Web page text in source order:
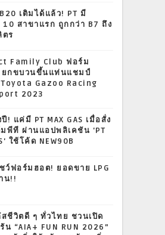
เติมได้แล้ว! PT มี
10 สาขาแรก ถูกกว่า B7 ถึง
ร
Family Club ฟอร์ม
ยกขบวนขึ้นแท่นแชมป์
Toyota Gazoo Racing
2023
! แค่มี PT MAX GAS เมื่อสั่ง
พีที ผ่านแอปพลิเคชัน 'PT
ใช้โค้ด NEW90B
ชว์ฟอร์มฮอต! ยอดขาย LPG
น!!
สชีวิตดี ๆ ทั่วไทย ชวนเปิด
น “AIA+ FUN RUN 2026”